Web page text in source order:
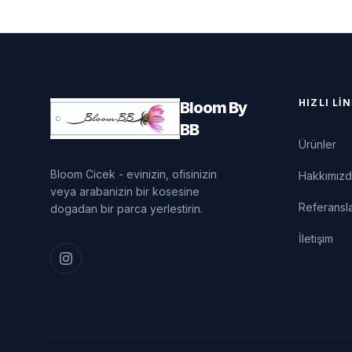
Bloom By
BB
Bloom Cicek - evinizin, ofisinizin
veya arabanizin bir kosesine
dogadan bir parca yerlestirin.
HIZLI
Ürünler
İletişim